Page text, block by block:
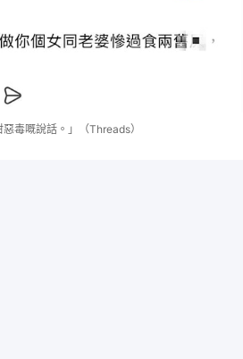
毒嘅說話。」（Threads）